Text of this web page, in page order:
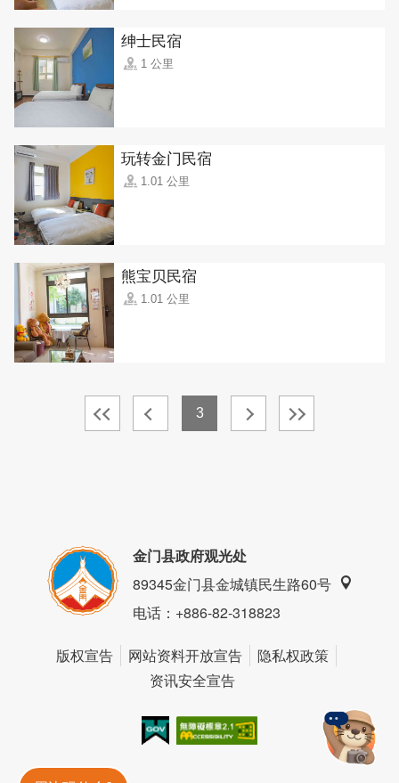
绅士民宿
1 公里
玩转金门民宿
1.01 公里
熊宝贝民宿
1.01 公里
3
金门县政府观光处
89345金门县金城镇民生路60号
电话：+886-82-318823
版权宣告 网站资料开放宣告
隐私权政策
资讯安全宣告